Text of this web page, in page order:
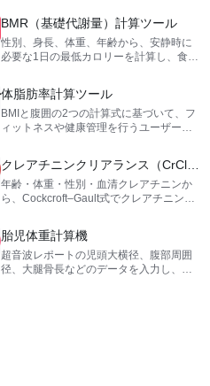
BMR（基礎代謝量）計算ツール
性別、身長、体重、年齢から、安静時に
必要な1日の最低カロリーを計算し、食事
供します。
体脂肪率計算ツール
BMIと腹囲の2つの計算式に基づいて、フ
ィットネスや健康管理を行うユーザー向
クレアチニンクリアランス（CrCl）
計算ツール
年齢・体重・性別・血清クレアチニンか
ら、Cockcroft–Gault式でクレアチニンク
胎児体重計算機
超音波レポートの児頭大横径、腹部周囲
径、大腿骨長などのデータを入力し、